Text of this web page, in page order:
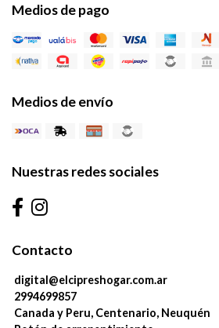
Medios de pago
Medios de envío
Nuestras redes sociales
Contacto
digital@elcipreshogar.com.ar
2994699857
Canada y Peru, Centenario, Neuquén